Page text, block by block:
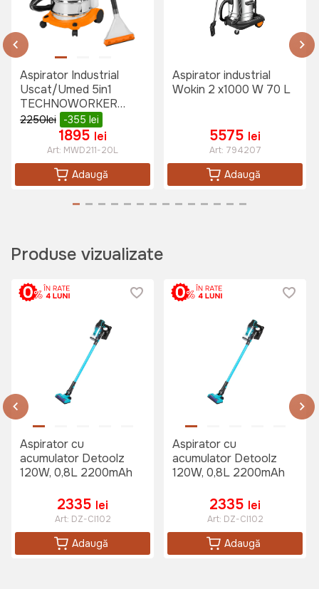
Aspirator Industrial
Uscat/Umed 5in1
TECHNOWORKER
MWD211-20L
2250lei -355 lei
1895 lei
Art: MWD211-20L
Adaugă
Aspirator industrial
Wokin 2 x1000 W 70 L
5575 lei
Art: 794207
Adaugă
Produse vizualizate
Aspirator cu
acumulator Detoolz
120W, 0,8L 2200mAh
2335 lei
Art: DZ-CI102
Adaugă
Aspirator cu
acumulator Detoolz
120W, 0,8L 2200mAh
2335 lei
Art: DZ-CI102
Adaugă